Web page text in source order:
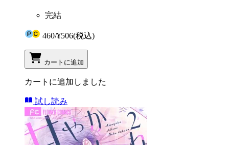
完結
460/¥506(税込)
カートに追加
カートに追加しました
試し読み